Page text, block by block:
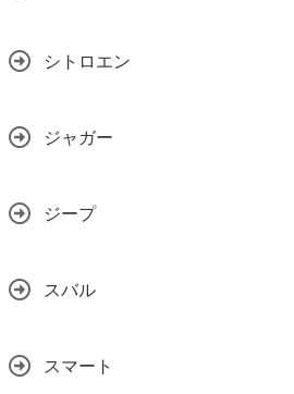
シトロエン
ジャガー
ジープ
スバル
スマート